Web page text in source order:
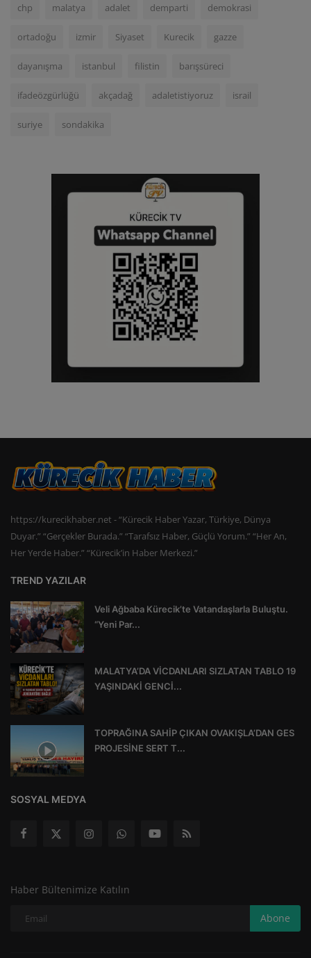
chp malatya adalet demparti demokrasi
ortadoğu izmir Siyaset Kurecik gazze
dayanışma istanbul filistin barışsüreci
ifadeözgürlüğü akçadağ adaletistiyoruz israil
suriye sondakika
https://kurecikhaber.net - “Kürecik Haber Yazar, Türkiye, Dünya
Duyar.” “Gerçekler Burada.” “Tarafsız Haber, Güçlü Yorum.” “Her An,
Her Yerde Haber.” “Kürecik’in Haber Merkezi.”
TREND YAZILAR
Veli Ağbaba Kürecik’te Vatandaşlarla Buluştu.
“Yeni Par...
MALATYA’DA VİCDANLARI SIZLATAN TABLO 19
YAŞINDAKİ GENCİ...
TOPRAĞINA SAHİP ÇIKAN OVAKIŞLA’DAN GES
PROJESİNE SERT T...
SOSYAL MEDYA
Haber Bültenimize Katılın
Abone